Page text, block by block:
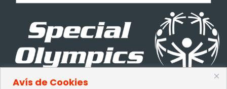
Avís de Cookies